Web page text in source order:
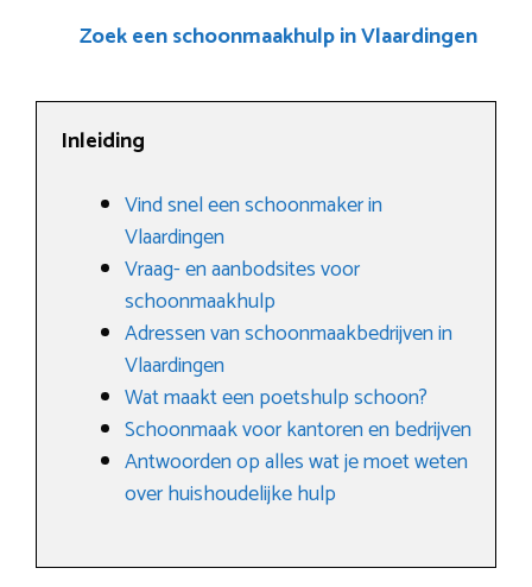
Zoek een schoonmaakhulp in Vlaardingen
Inleiding
Vind snel een schoonmaker in
Vlaardingen
Vraag- en aanbodsites voor
schoonmaakhulp
Adressen van schoonmaakbedrijven in
Vlaardingen
Wat maakt een poetshulp schoon?
Schoonmaak voor kantoren en bedrijven
Antwoorden op alles wat je moet weten
over huishoudelijke hulp